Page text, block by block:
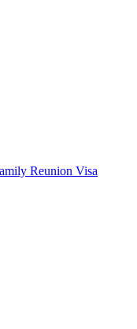
Reunion Visa